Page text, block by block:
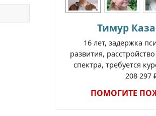
Тимур
16 лет, задержка
развития,
спектра, требуется
208 297
ПОМОГИТЕ